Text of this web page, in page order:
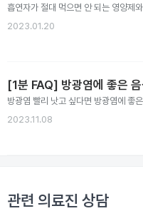
흡연자가 절대 먹으면 안 되는 영양제
2023.01.20
[1분 FAQ] 방광염에 좋은
방광염 빨리 낫고 싶다면 방광염에 좋
2023.11.08
관련 의료진 상담